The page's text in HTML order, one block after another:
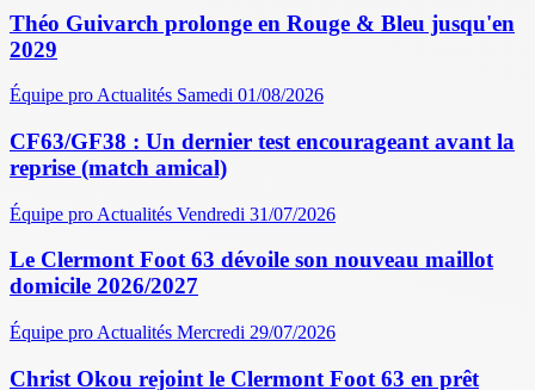
Théo Guivarch prolonge en Rouge & Bleu jusqu'en
2029
Équipe pro Actualités Samedi 01/08/2026
CF63/GF38 : Un dernier test encourageant avant la
reprise (match amical)
Équipe pro Actualités Vendredi 31/07/2026
Le Clermont Foot 63 dévoile son nouveau maillot
domicile 2026/2027
Équipe pro Actualités Mercredi 29/07/2026
Christ Okou rejoint le Clermont Foot 63 en prêt